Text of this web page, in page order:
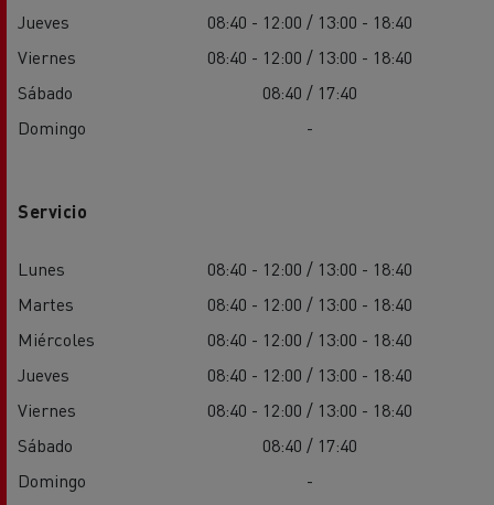
Jueves
08:40 - 12:00 / 13:00 - 18:40
Viernes
08:40 - 12:00 / 13:00 - 18:40
Sábado
08:40 / 17:40
Domingo
-
Servicio
Lunes
08:40 - 12:00 / 13:00 - 18:40
Martes
08:40 - 12:00 / 13:00 - 18:40
Miércoles
08:40 - 12:00 / 13:00 - 18:40
Jueves
08:40 - 12:00 / 13:00 - 18:40
Viernes
08:40 - 12:00 / 13:00 - 18:40
Sábado
08:40 / 17:40
Domingo
-